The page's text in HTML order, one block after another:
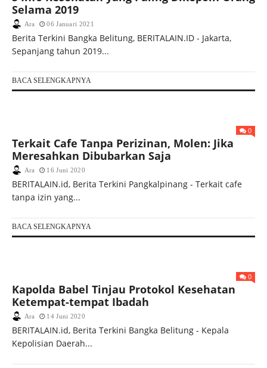
Selama 2019
Ara 06 Januari 2021
Berita Terkini Bangka Belitung, BERITALAIN.ID - Jakarta,
Sepanjang tahun 2019...
BACA SELENGKAPNYA
0
Terkait Cafe Tanpa Perizinan, Molen: Jika
Meresahkan Dibubarkan Saja
Ara 16 Juni 2020
BERITALAIN.id, Berita Terkini Pangkalpinang - Terkait cafe
tanpa izin yang...
BACA SELENGKAPNYA
0
Kapolda Babel Tinjau Protokol Kesehatan
Ketempat-tempat Ibadah
Ara 14 Juni 2020
BERITALAIN.id, Berita Terkini Bangka Belitung - Kepala
Kepolisian Daerah...